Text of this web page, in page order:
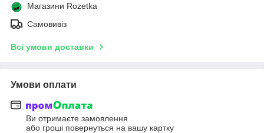
Магазини Rozetka
Самовивіз
Всі умови доставки
Умови оплати
Ви отримаєте замовлення
або гроші повернуться на вашу картку